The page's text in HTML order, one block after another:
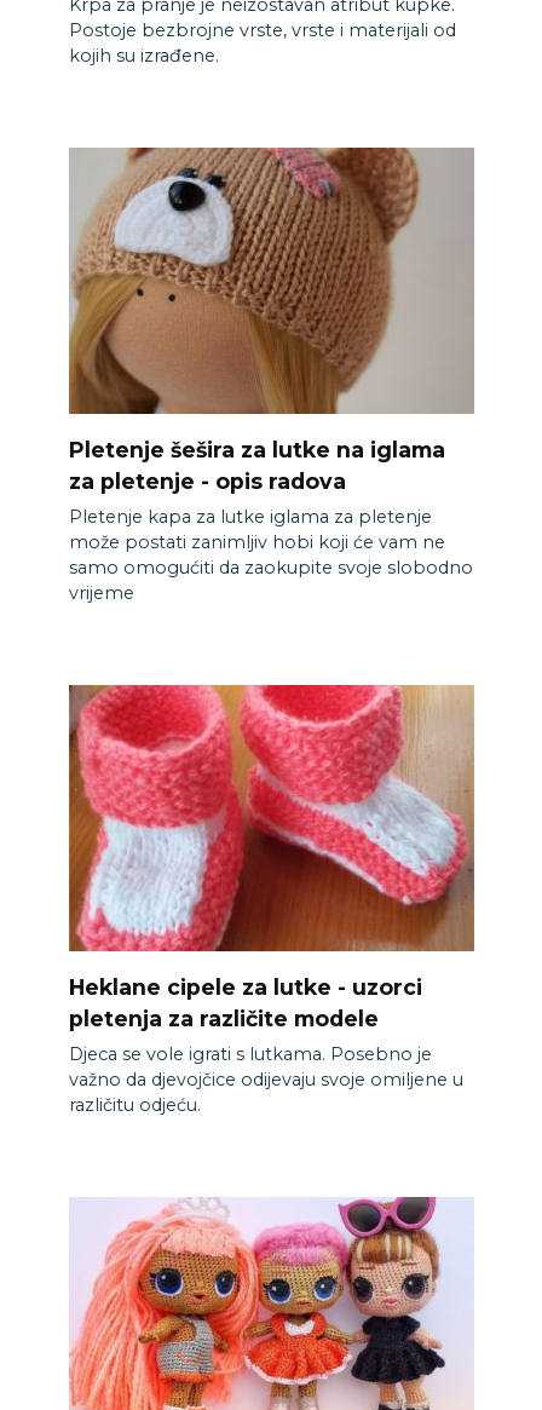
Krpa za pranje je neizostavan atribut kupke.
Postoje bezbrojne vrste, vrste i materijali od
kojih su izrađene.
Pletenje šešira za lutke na iglama
za pletenje - opis radova
Pletenje kapa za lutke iglama za pletenje
može postati zanimljiv hobi koji će vam ne
samo omogućiti da zaokupite svoje slobodno
vrijeme
Heklane cipele za lutke - uzorci
pletenja za različite modele
Djeca se vole igrati s lutkama. Posebno je
važno da djevojčice odijevaju svoje omiljene u
različitu odjeću.